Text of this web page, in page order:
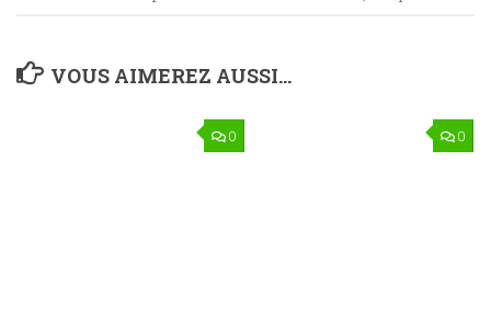
VOUS AIMEREZ AUSSI...
0 0